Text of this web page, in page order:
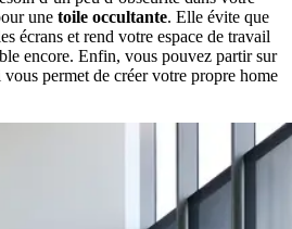
une toile occultante. Elle évite que
écrans et rend votre espace de travail
encore. Enfin, vous pouvez partir sur
vous permet de créer votre propre home